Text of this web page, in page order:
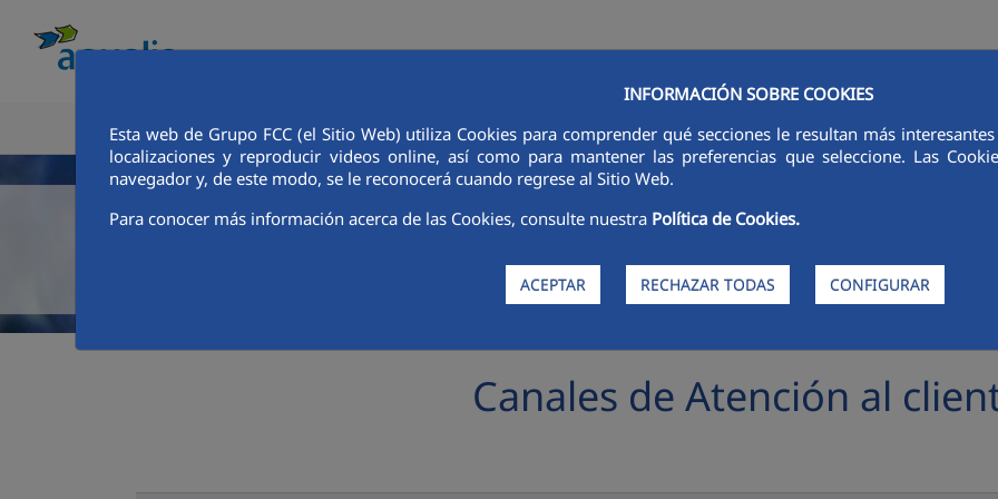
INFORMACIÓN SOBRE COOKIES
Esta web de Grupo FCC (el Sitio Web) utiliza Cookies para comprender qué secciones le resultan más
localizaciones y reproducir videos online, así como para mantener las preferencias que seleccione. Las
navegador y, de este modo, se le reconocerá cuando regrese al Sitio Web.
Para conocer más información acerca de las Cookies, consulte nuestra Política de Cookies.
ACEPTAR RECHAZAR TODAS CONFIGURAR
CONOCE AQUALIA ANALISTAS E INVERSORES INNOVACIÓN DIGITALIZACIÓN SOSTENIBILIDAD
Canales de Atención al